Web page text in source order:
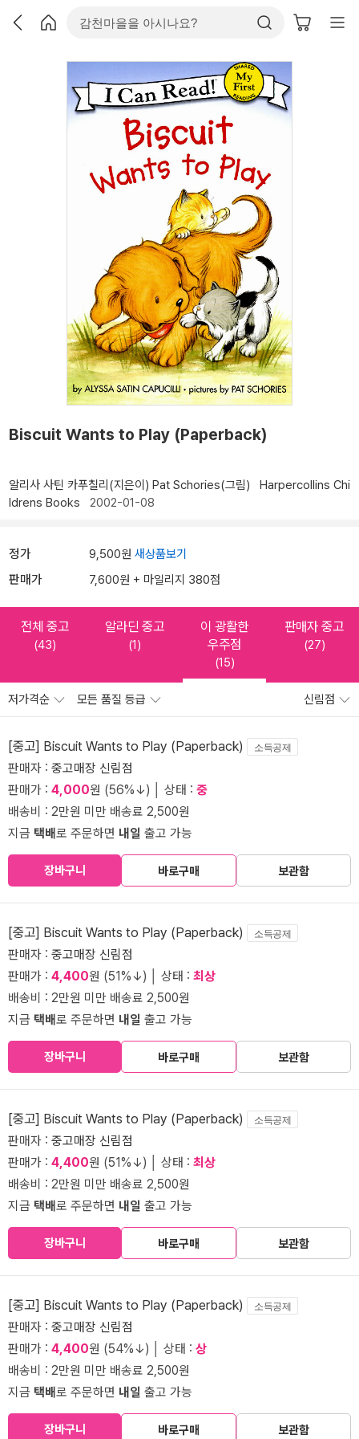
Biscuit Wants to Play (Paperback)
알리사 사틴 카푸칠리(지은이) Pat Schories(그림)
Harpercollins Chi
ldrens Books 2002-01-08
정가 9,500원 새상품보기
판매가 7,600원 + 마일리지 380점
전체 중고
(43)
알라딘 중고
(1)
이 광활한
우주점
(15)
판매자 중고
(27)
저가격순 모든 품질 등급 신림점
[중고] Biscuit Wants to Play (Paperback) 소득공제
판매자 : 중고매장 신림점
판매가 : 4,000원 (56%↓) │ 상태 : 중
배송비 : 2만원 미만 배송료 2,500원
지금 택배로 주문하면 내일 출고 가능
장바구니 바로구매 보관함
[중고] Biscuit Wants to Play (Paperback) 소득공제
판매자 : 중고매장 신림점
판매가 : 4,400원 (51%↓) │ 상태 : 최상
배송비 : 2만원 미만 배송료 2,500원
지금 택배로 주문하면 내일 출고 가능
장바구니 바로구매 보관함
[중고] Biscuit Wants to Play (Paperback) 소득공제
판매자 : 중고매장 신림점
판매가 : 4,400원 (51%↓) │ 상태 : 최상
배송비 : 2만원 미만 배송료 2,500원
지금 택배로 주문하면 내일 출고 가능
장바구니 바로구매 보관함
[중고] Biscuit Wants to Play (Paperback) 소득공제
판매자 : 중고매장 신림점
판매가 : 4,400원 (54%↓) │ 상태 : 상
배송비 : 2만원 미만 배송료 2,500원
지금 택배로 주문하면 내일 출고 가능
장바구니 바로구매 보관함